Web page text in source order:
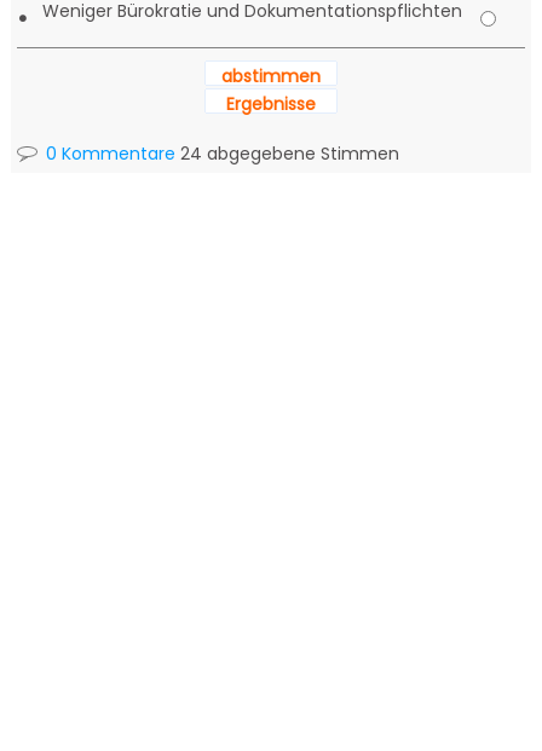
• Weniger Bürokratie und Dokumentationspflichten
abstimmen
Ergebnisse
0 Kommentare 24 abgegebene Stimmen